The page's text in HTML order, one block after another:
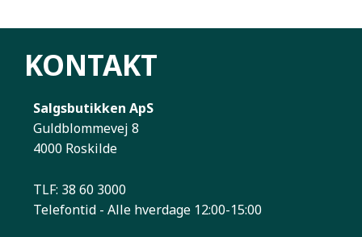
KONTAKT
Salgsbutikken ApS
Guldblommevej 8
4000 Roskilde
TLF: 38 60 3000
Telefontid - Alle hverdage 12:00-15:00